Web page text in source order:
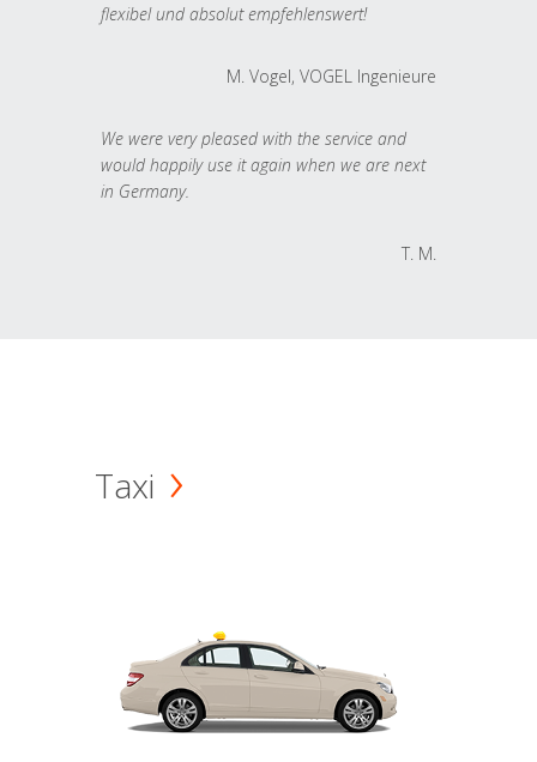
flexibel und absolut empfehlenswert!
M. Vogel, VOGEL Ingenieure
We were very pleased with the service and
would happily use it again when we are next
in Germany.
T. M.
Taxi